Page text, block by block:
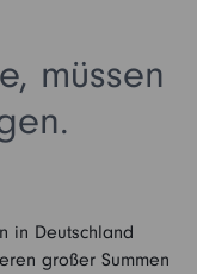
müssen
in Deutschland
großer Summen